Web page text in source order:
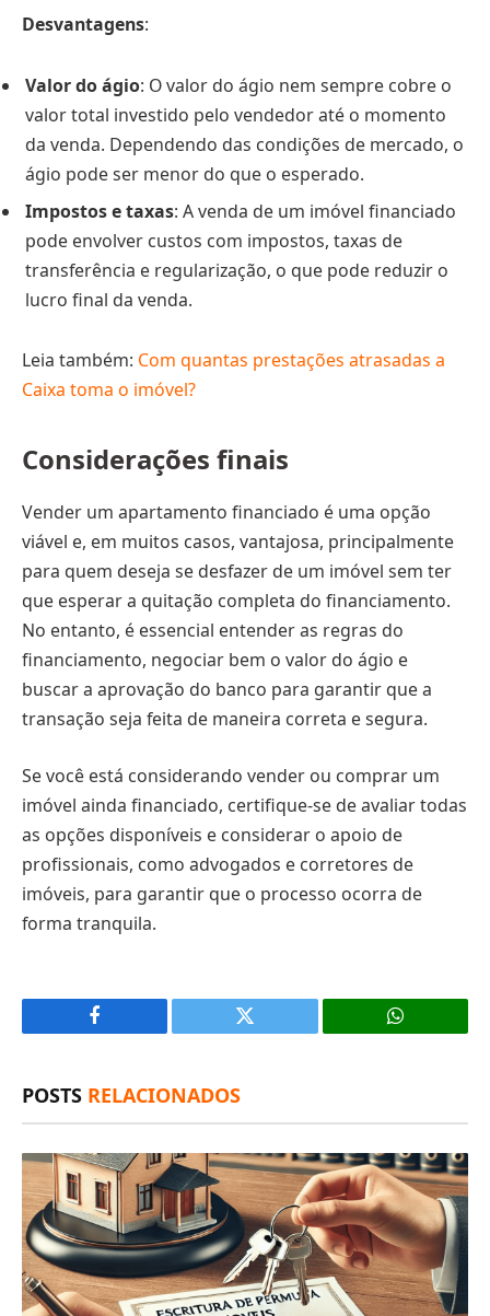
Desvantagens:
Valor do ágio: O valor do ágio nem sempre cobre o
valor total investido pelo vendedor até o momento
da venda. Dependendo das condições de mercado, o
ágio pode ser menor do que o esperado.
Impostos e taxas: A venda de um imóvel financiado
pode envolver custos com impostos, taxas de
transferência e regularização, o que pode reduzir o
lucro final da venda.
Leia também: Com quantas prestações atrasadas a
Caixa toma o imóvel?
Considerações finais
Vender um apartamento financiado é uma opção
viável e, em muitos casos, vantajosa, principalmente
para quem deseja se desfazer de um imóvel sem ter
que esperar a quitação completa do financiamento.
No entanto, é essencial entender as regras do
financiamento, negociar bem o valor do ágio e
buscar a aprovação do banco para garantir que a
transação seja feita de maneira correta e segura.
Se você está considerando vender ou comprar um
imóvel ainda financiado, certifique-se de avaliar todas
as opções disponíveis e considerar o apoio de
profissionais, como advogados e corretores de
imóveis, para garantir que o processo ocorra de
forma tranquila.
Facebook
X
POSTS RELACIONADOS